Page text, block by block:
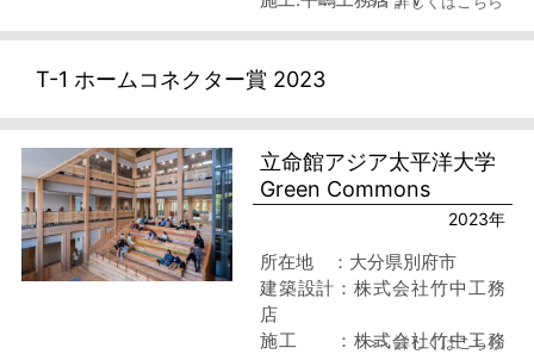
T-1 ホームコネクター賞 2023
立命館アジア太平洋大学
Green Commons
2023年
所在地 ：大分県別府市
建築設計：株式会社竹中工務
店
施工 ：株式会社竹中工務
>> 詳しくはこちら